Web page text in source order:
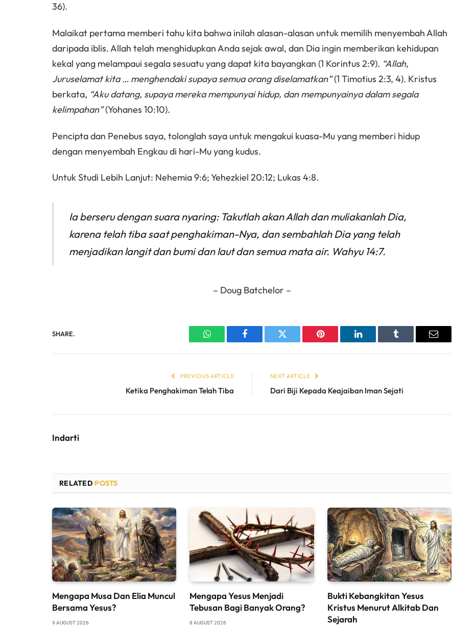
36).
Malaikat pertama memberi tahu kita bahwa inilah alasan-alasan untuk memilih menyembah Allah
daripada iblis. Allah telah menghidupkan Anda sejak awal, dan Dia ingin memberikan kehidupan
kekal yang melampaui segala sesuatu yang dapat kita bayangkan (1 Korintus 2:9). “Allah,
Juruselamat kita … menghendaki supaya semua orang diselamatkan”(1 Timotius 2:3, 4). Kristus
berkata, “Aku datang, supaya mereka mempunyai hidup, dan mempunyainya dalam segala
kelimpahan”(Yohanes 10:10).
Pencipta dan Penebus saya, tolonglah saya untuk mengakui kuasa-Mu yang memberi hidup
dengan menyembah Engkau di hari-Mu yang kudus.
Untuk Studi Lebih Lanjut: Nehemia 9:6; Yehezkiel 20:12; Lukas 4:8.
Ia berseru dengan suara nyaring: Takutlah akan Allah dan muliakanlah Dia,
karena telah tiba saat penghakiman-Nya, dan sembahlah Dia yang telah
menjadikan langit dan bumi dan laut dan semua mata air. Wahyu 14:7.
– Doug Batchelor –
SHARE.
WhatsAppFacebook Twitter Pinterest LinkedIn Tumblr Email
PREVIOUS ARTICLE
Ketika Penghakiman Telah Tiba
NEXT ARTICLE
Dari Biji Kepada Keajaiban Iman Sejati
Indarti
RELATED POSTS
Mengapa Musa Dan Elia Muncul
Bersama Yesus?
9 AUGUST 2026
Mengapa Yesus Menjadi
Tebusan Bagi Banyak Orang?
8 AUGUST 2026
Bukti Kebangkitan Yesus
Kristus Menurut Alkitab Dan
Sejarah